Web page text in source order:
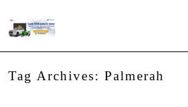
Tag Archives: Palmerah